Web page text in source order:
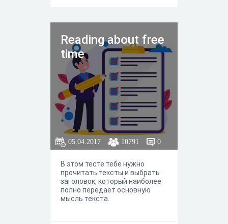
Reading about free
time
05.04.2017 10791 0
В этом тесте тебе нужно
прочитать тексты и выбрать
заголовок, который наиболее
полно передает основную
мысль текста.